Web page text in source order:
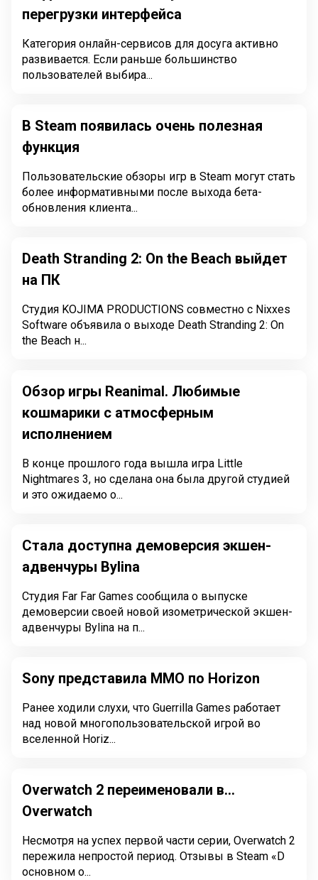
перегрузки интерфейса
Категория онлайн-сервисов для досуга активно
развивается. Если раньше большинство
пользователей выбира...
В Steam появилась очень полезная
функция
Пользовательские обзоры игр в Steam могут стать
более информативными после выхода бета-
обновления клиента...
Death Stranding 2: On the Beach выйдет
на ПК
Студия KOJIMA PRODUCTIONS совместно с Nixxes
Software объявила о выходе Death Stranding 2: On
the Beach н...
Обзор игры Reanimal. Любимые
кошмарики с атмосферным
исполнением
В конце прошлого года вышла игра Little
Nightmares 3, но сделана она была другой студией
и это ожидаемо о...
Стала доступна демоверсия экшен-
адвенчуры Bylina
Студия Far Far Games сообщила о выпуске
демоверсии своей новой изометрической экшен-
адвенчуры Bylina на п...
Sony представила ММО по Horizon
Ранее ходили слухи, что Guerrilla Games работает
над новой многопользовательской игрой во
вселенной Horiz...
Overwatch 2 переименовали в...
Overwatch
Несмотря на успех первой части серии, Overwatch 2
пережила непростой период. Отзывы в Steam «D
основном о...